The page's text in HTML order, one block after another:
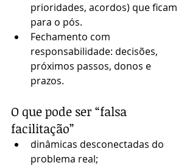
prioridades, acordos) que ficam
para o pós.
Fechamento com
responsabilidade: decisões,
próximos passos, donos e
prazos.
O que pode ser “falsa
facilitação”
dinâmicas desconectadas do
problema real;